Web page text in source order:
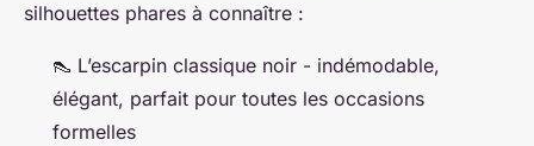
silhouettes phares à connaître :
👠 L’escarpin classique noir - indémodable,
élégant, parfait pour toutes les occasions
formelles